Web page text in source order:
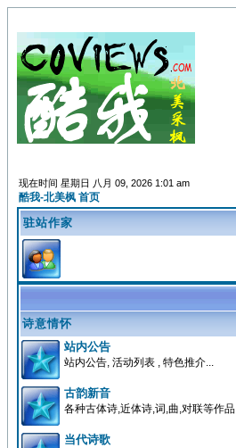
现在时间 星期日 八月 09, 2026 1:01 am
酷我-北美枫 首页
驻站作家
诗意情怀
站内公告
站内公告, 活动列表 , 特色推介...
古韵新音
各种古体诗,近体诗,词,曲,对联等作品
当代诗歌